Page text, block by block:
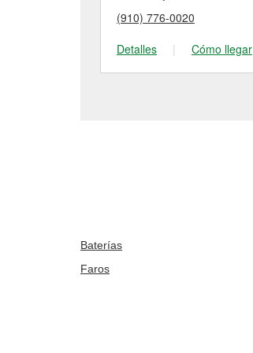
(910) 776-0020
Detalles
| Cómo llegar
Baterías
Faros